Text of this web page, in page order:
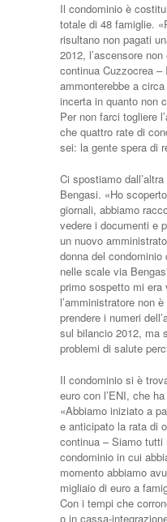
Il condominio è
totale di 48 famiglie.
risultano non pagati
2012, l’ascensore
continua Cuzzocrea –
ammonterebbe a
incerta in quanto non
Per non farci togliere
che quattro rate di
sei: la gente spera di
Ci spostiamo
Bengasi. «Ho
giornali, abbiamo
vedere i documenti e
un nuovo
donna del
nelle scale via
primo sospetto mi era
l’amministratore non
prendere i numeri
sul bilancio 2012, ma
problemi di salute
Il condominio si è
euro con l’ENI, che
«Abbiamo iniziato a
e anticipato la rata di
continua – Siamo
condominio in cui
momento abbiamo
migliaio di euro a
Con i tempi che
o in cassa-